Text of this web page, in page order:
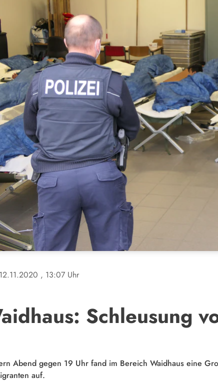
, 13:07 Uhr
Schleusung
Abend gegen 19 Uhr fand im Bereich Waidhaus eine
auf.